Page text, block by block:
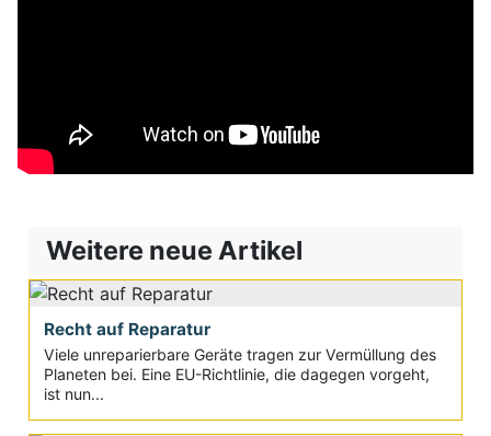
Weitere neue Artikel
Recht auf Reparatur
Viele unreparierbare Geräte tragen zur Vermüllung des
Planeten bei. Eine EU-Richtlinie, die dagegen vorgeht,
ist nun...